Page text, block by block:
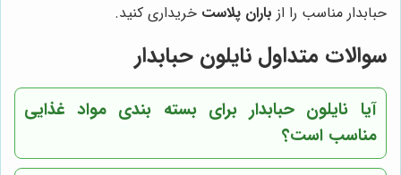
حبابدار مناسب را از باران پلاست خریداری کنید.
سوالات متداول نایلون حبابدار
آیا نایلون حبابدار برای بسته بندی مواد غذایی
مناسب است؟